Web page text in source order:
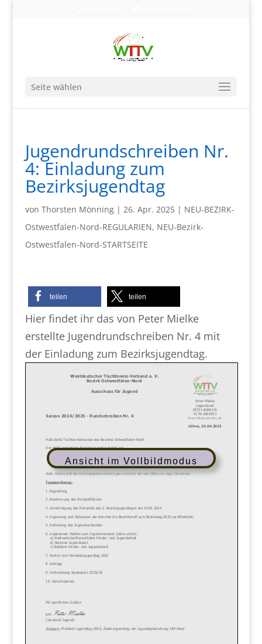
Seite wählen
Jugendrundschreiben Nr.
4: Einladung zum
Bezirksjugendtag
von Thorsten Mönning| 26. Apr. 2025| NEU-BEZIRK-
Ostwestfalen-Nord-REGULARIEN, NEU-Bezirk-
Ostwestfalen-Nord-STARTSEITE
teilen teilen
Hier findet ihr das von Peter Mielke
erstellte Jugendrundschreiben Nr. 4 mit
der Einladung zum Bezirksjugendtag.
Ansicht im Vollbildmodus